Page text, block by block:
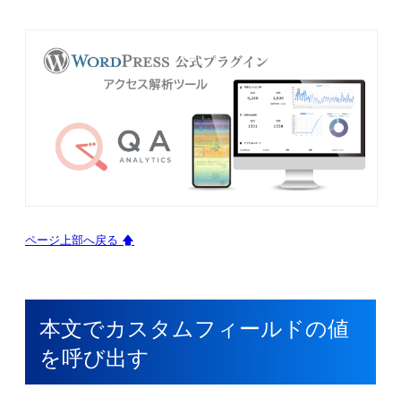
ページ上部へ戻る 🡅
本文でカスタムフィールドの値
を呼び出す